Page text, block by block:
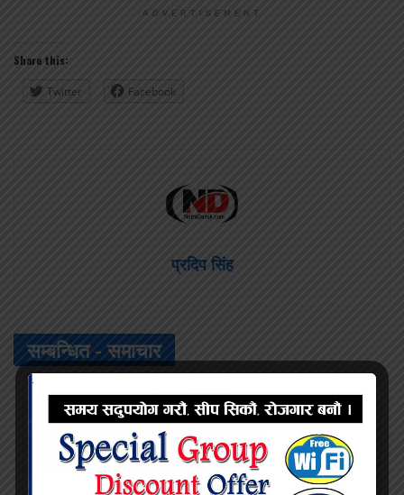
ADVERTISEMENT
Share this:
Twitter Facebook
प्रदिप सिंह
सम्बन्धित - समाचार